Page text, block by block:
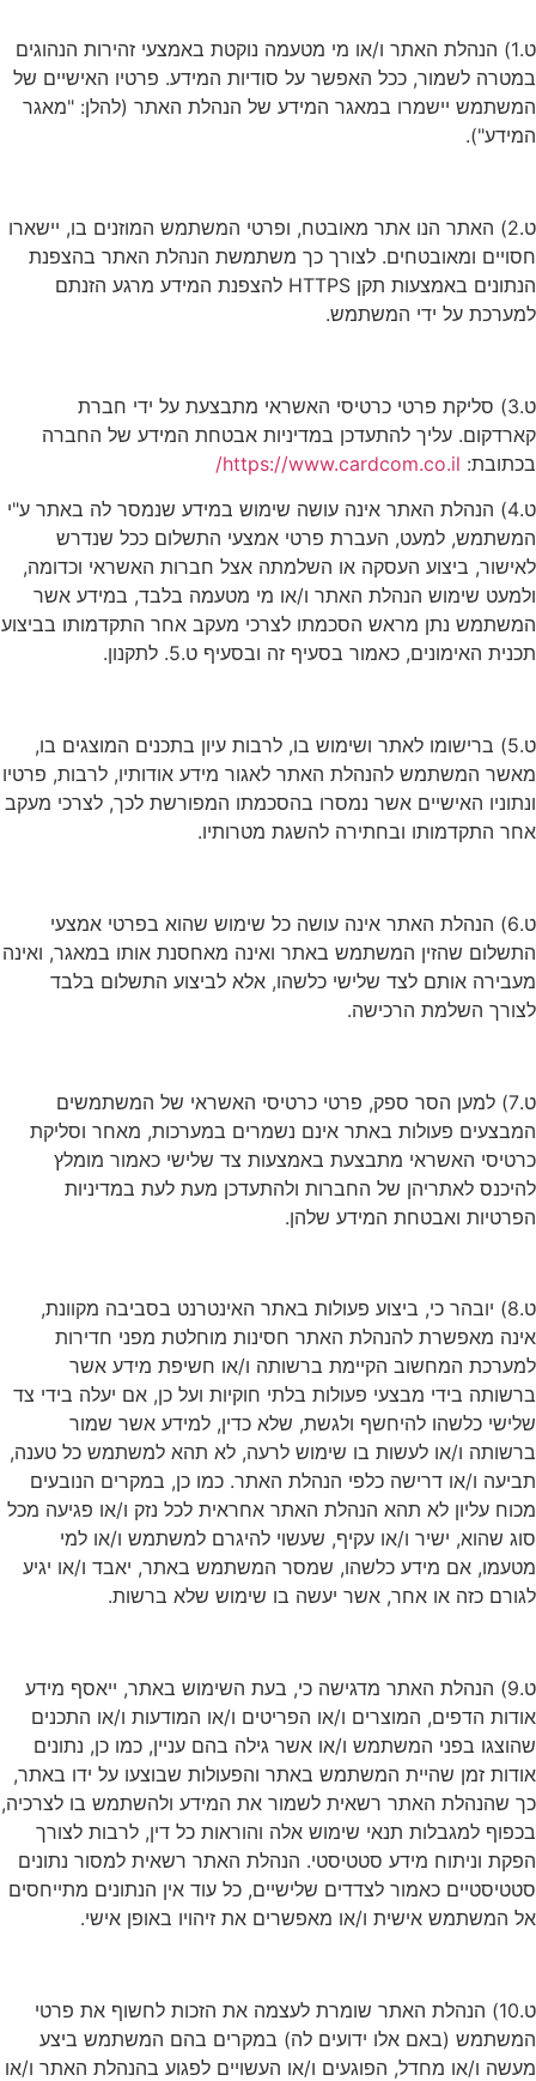
ט.1) הנהלת האתר ו/או מי מטעמה נוקטת באמצעי זהירות הנהוגים
במטרה לשמור, ככל האפשר על סודיות המידע. פרטיו האישיים של
המשתמש יישמרו במאגר המידע של הנהלת האתר (להלן: "מאגר
המידע").
ט.2) האתר הנו אתר מאובטח, ופרטי המשתמש המוזנים בו, יישארו
חסויים ומאובטחים. לצורך כך משתמשת הנהלת האתר בהצפנת
הנתונים באמצעות תקן HTTPS להצפנת המידע מרגע הזנתם
למערכת על ידי המשתמש.
ט.3) סליקת פרטי כרטיסי האשראי מתבצעת על ידי חברת
קארדקום. עליך להתעדכן במדיניות אבטחת המידע של החברה
בכתובת: https://www.cardcom.co.il/
ט.4) הנהלת האתר אינה עושה שימוש במידע שנמסר לה באתר ע"י
המשתמש, למעט, העברת פרטי אמצעי התשלום ככל שנדרש
לאישור, ביצוע העסקה או השלמתה אצל חברות האשראי וכדומה,
ולמעט שימוש הנהלת האתר ו/או מי מטעמה בלבד, במידע אשר
המשתמש נתן מראש הסכמתו לצרכי מעקב אחר התקדמותו בביצוע
תכנית האימונים, כאמור בסעיף זה ובסעיף ט.5. לתקנון.
ט.5) ברישומו לאתר ושימוש בו, לרבות עיון בתכנים המוצגים בו,
מאשר המשתמש להנהלת האתר לאגור מידע אודותיו, לרבות, פרטיו
ונתוניו האישיים אשר נמסרו בהסכמתו המפורשת לכך, לצרכי מעקב
אחר התקדמותו ובחתירה להשגת מטרותיו.
ט.6) הנהלת האתר אינה עושה כל שימוש שהוא בפרטי אמצעי
התשלום שהזין המשתמש באתר ואינה מאחסנת אותו במאגר, ואינה
מעבירה אותם לצד שלישי כלשהו, אלא לביצוע התשלום בלבד
לצורך השלמת הרכישה.
ט.7) למען הסר ספק, פרטי כרטיסי האשראי של המשתמשים
המבצעים פעולות באתר אינם נשמרים במערכות, מאחר וסליקת
כרטיסי האשראי מתבצעת באמצעות צד שלישי כאמור מומלץ
להיכנס לאתריהן של החברות ולהתעדכן מעת לעת במדיניות
הפרטיות ואבטחת המידע שלהן.
ט.8) יובהר כי, ביצוע פעולות באתר האינטרנט בסביבה מקוונת,
אינה מאפשרת להנהלת האתר חסינות מוחלטת מפני חדירות
למערכת המחשוב הקיימת ברשותה ו/או חשיפת מידע אשר
ברשותה בידי מבצעי פעולות בלתי חוקיות ועל כן, אם יעלה בידי צד
שלישי כלשהו להיחשף ולגשת, שלא כדין, למידע אשר שמור
ברשותה ו/או לעשות בו שימוש לרעה, לא תהא למשתמש כל טענה,
תביעה ו/או דרישה כלפי הנהלת האתר. כמו כן, במקרים הנובעים
מכוח עליון לא תהא הנהלת האתר אחראית לכל נזק ו/או פגיעה מכל
סוג שהוא, ישיר ו/או עקיף, שעשוי להיגרם למשתמש ו/או למי
מטעמו, אם מידע כלשהו, שמסר המשתמש באתר, יאבד ו/או יגיע
לגורם כזה או אחר, אשר יעשה בו שימוש שלא ברשות.
ט.9) הנהלת האתר מדגישה כי, בעת השימוש באתר, ייאסף מידע
אודות הדפים, המוצרים ו/או הפריטים ו/או המודעות ו/או התכנים
שהוצגו בפני המשתמש ו/או אשר גילה בהם עניין, כמו כן, נתונים
אודות זמן שהיית המשתמש באתר והפעולות שבוצעו על ידו באתר,
כך שהנהלת האתר רשאית לשמור את המידע ולהשתמש בו לצרכיה,
בכפוף למגבלות תנאי שימוש אלה והוראות כל דין, לרבות לצורך
הפקת וניתוח מידע סטטיסטי. הנהלת האתר רשאית למסור נתונים
סטטיסטיים כאמור לצדדים שלישיים, כל עוד אין הנתונים מתייחסים
אל המשתמש אישית ו/או מאפשרים את זיהויו באופן אישי.
ט.10) הנהלת האתר שומרת לעצמה את הזכות לחשוף את פרטי
המשתמש (באם אלו ידועים לה) במקרים בהם המשתמש ביצע
מעשה ו/או מחדל, הפוגעים ו/או העשויים לפגוע בהנהלת האתר ו/או